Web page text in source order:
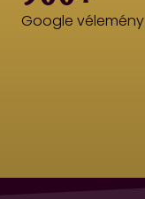
Google vélemény